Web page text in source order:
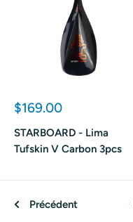
Prix
$169.00
STARBOARD - Lima
Tufskin V Carbon 3pcs
Précédent